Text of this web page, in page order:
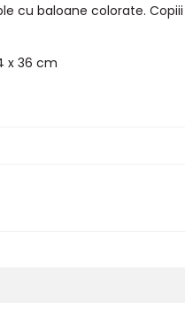
cu baloane colorate.
x 36 cm